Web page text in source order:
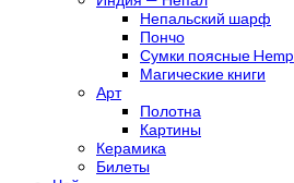
Непальский шарф
Пончо
Сумки поясные Hemp
Магические книги
Арт
Полотна
Картины
Керамика
Билеты